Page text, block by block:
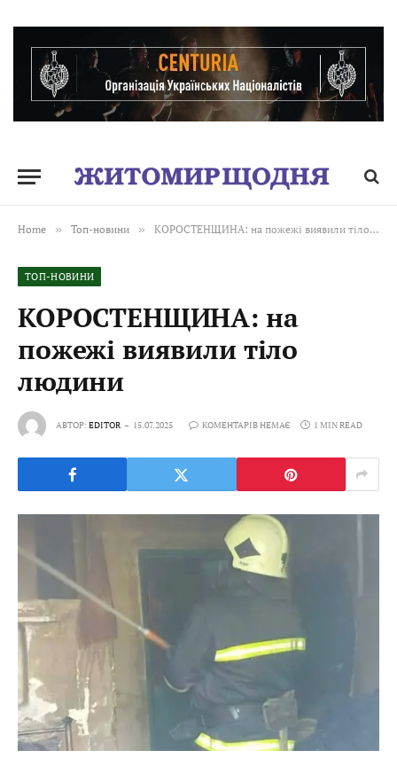
Home » Топ-новини » КОРОСТЕНЩИНА: на пожежі виявили тіло людини
ТОП-НОВИНИ
КОРОСТЕНЩИНА: на
пожежі виявили тіло
людини
АВТОР:EDITOR 15.07.2025 КОМЕНТАРІВ НЕМАЄ 1 MIN READ